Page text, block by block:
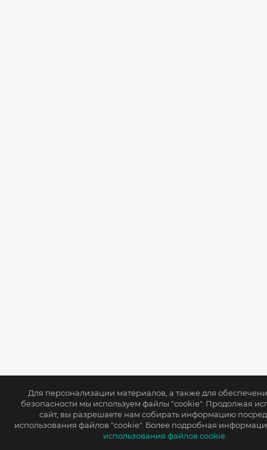
Для персонализации материалов, а также для
безопасности мы используем файлы "cookie". Продолжая
сайт, вы разрешаете нам собирать информацию
использования файлов "cookie". Более подробная
использования файлов cookie.